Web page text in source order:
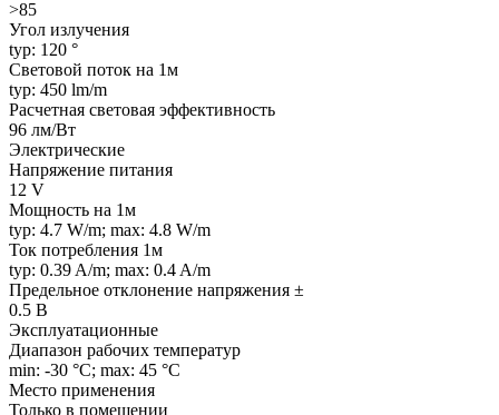
>85
Угол излучения
typ: 120 °
Световой поток на 1м
typ: 450 lm/m
Расчетная световая эффективность
96 лм/Вт
Электрические
Напряжение питания
12 V
Мощность на 1м
typ: 4.7 W/m; max: 4.8 W/m
Ток потребления 1м
typ: 0.39 A/m; max: 0.4 A/m
Предельное отклонение напряжения ±
0.5 В
Эксплуатационные
Диапазон рабочих температур
min: -30 °C; max: 45 °C
Место применения
Только в помещении